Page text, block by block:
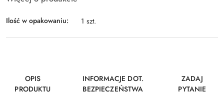
Ilość w opakowaniu: 1 szt.
OPIS
PRODUKTU
INFORMACJE DOT.
BEZPIECZEŃSTWA
ZADAJ
PYTANIE